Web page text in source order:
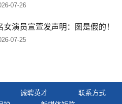
07-26
女演员宣萱发声明：图是假的！
07-25
诚聘英才
联系方式